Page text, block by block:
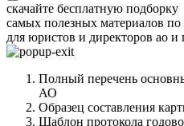
скачайте бесплатную подборку
самых полезных материалов
для юристов и директоров ао и
Полный перечень
АО
Образец составления
Шаблон протокола